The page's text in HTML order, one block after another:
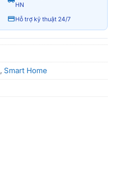
HN
Hỗ trợ kỹ thuật 24/7
, Smart Home